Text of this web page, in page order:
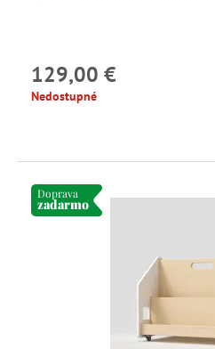
129,00 €
Nedostupné
Doprava
zadarmo